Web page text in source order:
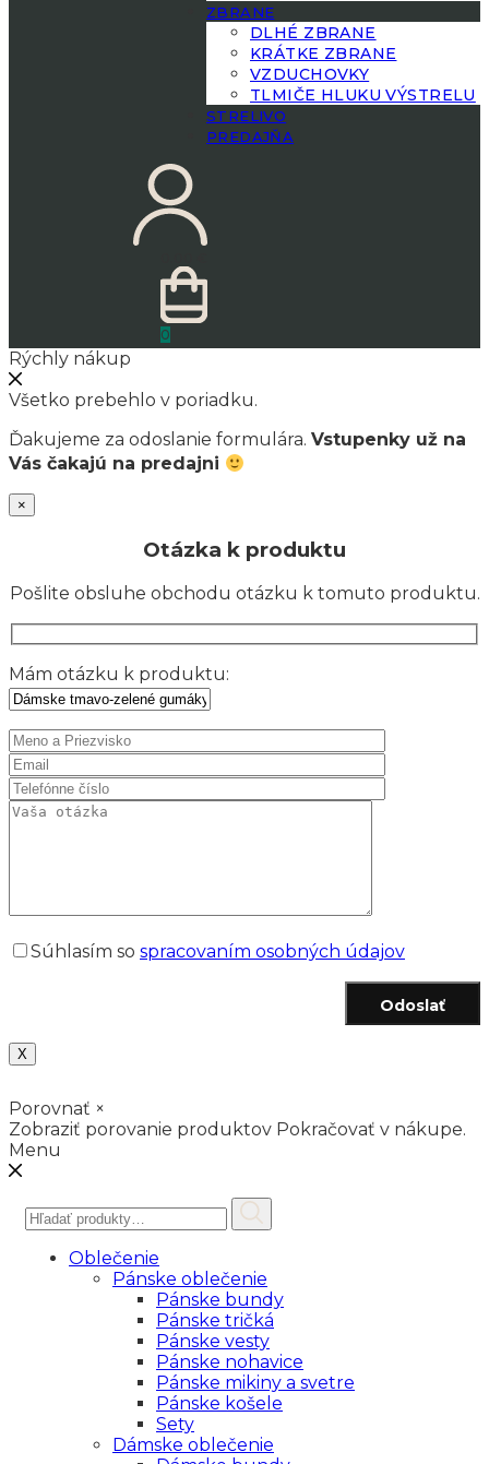
ZBRANE
DLHÉ ZBRANE
KRÁTKE ZBRANE
VZDUCHOVKY
TLMIČE HLUKU VÝSTRELU
STRELIVO
PREDAJŇA
0
Rýchly nákup
Všetko prebehlo v poriadku.
Ďakujeme za odoslanie formulára. Vstupenky už na
Vás čakajú na predajni
×
Otázka k produktu
Pošlite obsluhe obchodu otázku k tomuto produktu.
Mám otázku k produktu:
Súhlasím so spracovaním osobných údajov
Odoslať
X
Porovnať ×
Zobraziť porovanie produktov Pokračovať v nákupe.
Menu
Hľadať:
Oblečenie
Pánske oblečenie
Pánske bundy
Pánske tričká
Pánske vesty
Pánske nohavice
Pánske mikiny a svetre
Pánske košele
Sety
Dámske oblečenie